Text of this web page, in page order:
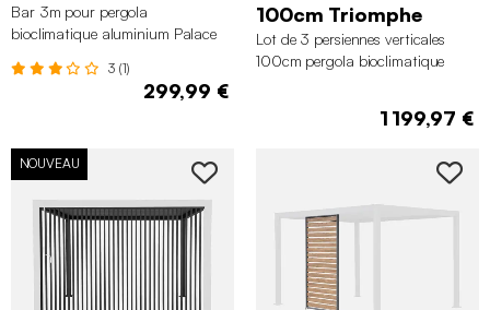
Bar 3m pour pergola
bioclimatique aluminium Palace
3 (1)
299,99 €
100cm Triomphe
Lot de 3 persiennes verticales
100cm pergola bioclimatique
1 199,97 €
NOUVEAU